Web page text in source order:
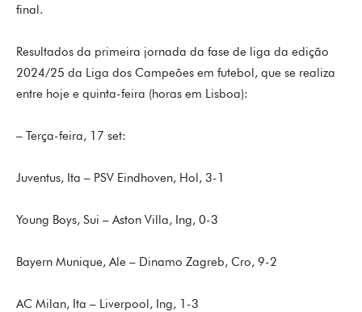
final.
Resultados da primeira jornada da fase de liga da edição
2024/25 da Liga dos Campeões em futebol, que se realiza
entre hoje e quinta-feira (horas em Lisboa):
– Terça-feira, 17 set:
Juventus, Ita – PSV Eindhoven, Hol, 3-1
Young Boys, Sui – Aston Villa, Ing, 0-3
Bayern Munique, Ale – Dinamo Zagreb, Cro, 9-2
AC Milan, Ita – Liverpool, Ing, 1-3